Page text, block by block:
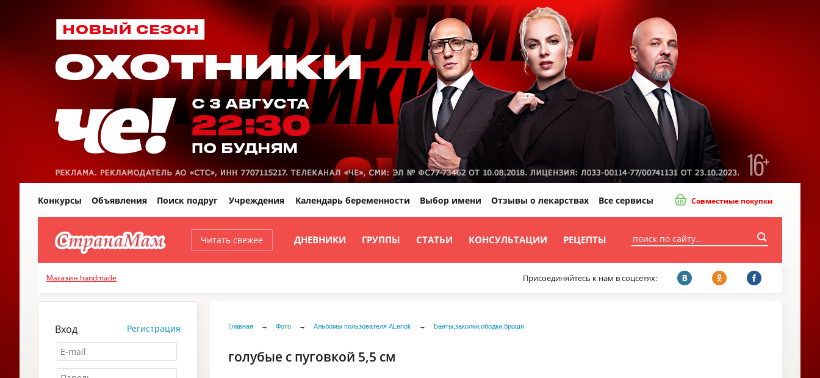
Читать свежее ДНЕВНИКИ ГРУППЫ СТАТЬИ КОНСУЛЬТАЦИИ РЕЦЕПТЫ
Конкурсы Объявления Поиск подруг Учреждения Календарь беременности Выбор имени Отзывы о лекарствах Все сервисы Совместные покупки
Магазин handmade Присоединяйтесь к нам в соцсетях:
Главная → Фото → Альбомы пользователя ALenok → Банты,заколки,ободки,броши
голубые с пуговкой 5,5 см
Вход Регистрация